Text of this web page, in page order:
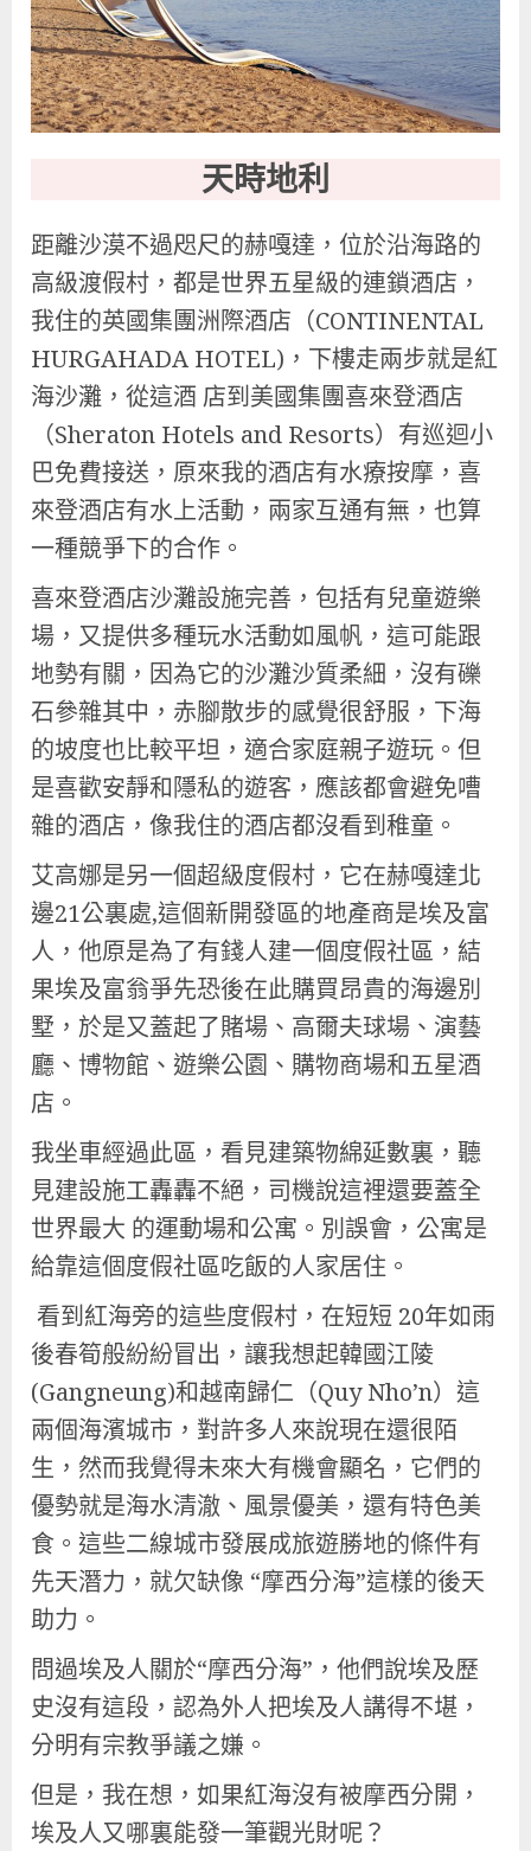
天時地利
距離沙漠不過咫尺的赫嘎達，位於沿海路的
高級渡假村，都是世界五星級的連鎖酒店，
我住的英國集團洲際酒店（CONTINENTAL
HURGAHADA HOTEL)，下樓走兩步就是紅
海沙灘，從這酒 店到美國集團喜來登酒店
（Sheraton Hotels and Resorts）有巡迴小
巴免費接送，原來我的酒店有水療按摩，喜
來登酒店有水上活動，兩家互通有無，也算
一種競爭下的合作。
喜來登酒店沙灘設施完善，包括有兒童遊樂
場，又提供多種玩水活動如風帆，這可能跟
地勢有關，因為它的沙灘沙質柔細，沒有礫
石參雜其中，赤腳散步的感覺很舒服，下海
的坡度也比較平坦，適合家庭親子遊玩。但
是喜歡安靜和隱私的遊客，應該都會避免嘈
雜的酒店，像我住的酒店都沒看到稚童。
艾高娜是另一個超級度假村，它在赫嘎達北
邊21公裏處,這個新開發區的地產商是埃及富
人，他原是為了有錢人建一個度假社區，結
果埃及富翁爭先恐後在此購買昂貴的海邊別
墅，於是又蓋起了賭場、高爾夫球場、演藝
廳、博物館、遊樂公園、購物商場和五星酒
店。
我坐車經過此區，看見建築物綿延數裏，聽
見建設施工轟轟不絕，司機說這裡還要蓋全
世界最大 的運動場和公寓。別誤會，公寓是
給靠這個度假社區吃飯的人家居住。
看到紅海旁的這些度假村，在短短 20年如雨
後春筍般紛紛冒出，讓我想起韓國江陵
(Gangneung)和越南歸仁（Quy Nho’n）這
兩個海濱城市，對許多人來說現在還很陌
生，然而我覺得未來大有機會顯名，它們的
優勢就是海水清澈、風景優美，還有特色美
食。這些二線城市發展成旅遊勝地的條件有
先天潛力，就欠缺像 “摩西分海”這樣的後天
助力。
問過埃及人關於“摩西分海”，他們說埃及歷
史沒有這段，認為外人把埃及人講得不堪，
分明有宗教爭議之嫌。
但是，我在想，如果紅海沒有被摩西分開，
埃及人又哪裏能發一筆觀光財呢？